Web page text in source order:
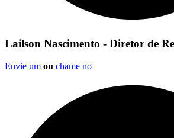
Lailson Nascimento - Diretor de
Envie um ou chame no